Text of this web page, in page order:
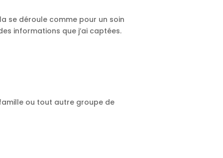
se déroule comme pour un soin
informations que j’ai captées.
ou tout autre groupe de